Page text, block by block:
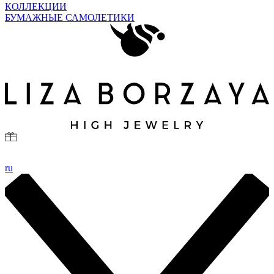
КОЛЛЕКЦИИ
БУМАЖНЫЕ САМОЛЕТИКИ
ru